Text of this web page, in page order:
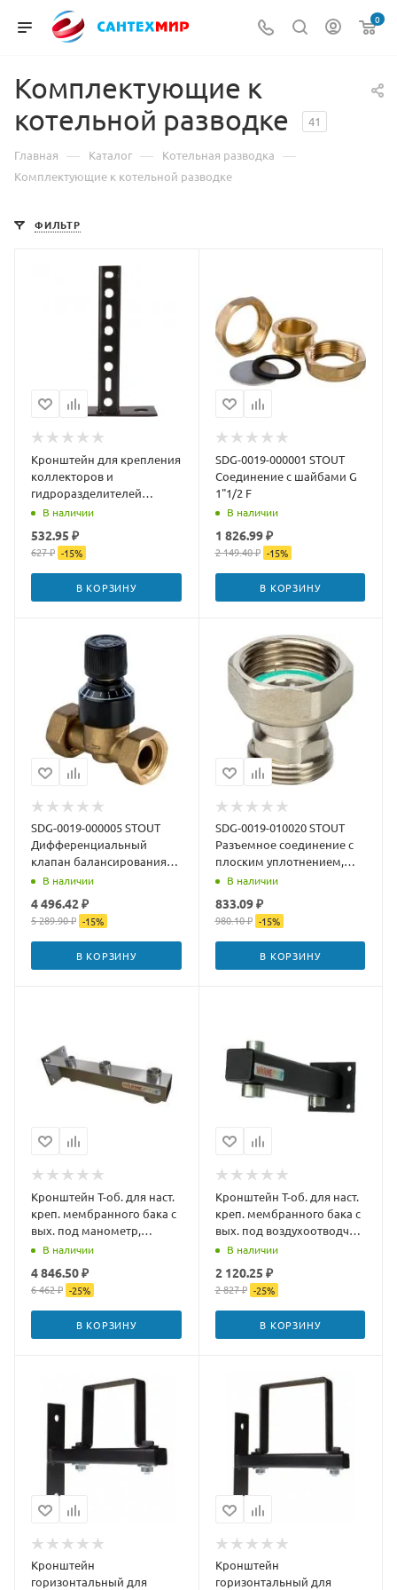
0
Комплектующие к
котельной разводке
41
Главная — Каталог — Котельная разводка —
Комплектующие к котельной разводке
ФИЛЬТР
Кронштейн для крепления
коллекторов и
гидроразделителей
Rommer
В наличии
532.95 ₽
627 ₽ -15%
В КОРЗИНУ
SDG-0019-000001 STOUT
Соединение с шайбами G
1"1/2 F
В наличии
1 826.99 ₽
2 149.40 ₽ -15%
В КОРЗИНУ
SDG-0019-000005 STOUT
Дифференциальный
клапан балансирования
by-pass G 3/4" соединение
В наличии
4 496.42 ₽
5 289.90 ₽ -15%
В КОРЗИНУ
SDG-0019-010020 STOUT
Разъемное соединение с
плоским уплотнением,
никелированное 3/4"
В наличии
833.09 ₽
980.10 ₽ -15%
В КОРЗИНУ
Кронштейн Т-об. для наст.
креп. мембранного бака с
вых. под манометр,
воздухоотвод,
В наличии
4 846.50 ₽
6 462 ₽ -25%
В КОРЗИНУ
Кронштейн Т-об. для наст.
креп. мембранного бака с
вых. под воздухоотводчик
Черный
В наличии
2 120.25 ₽
2 827 ₽ -25%
В КОРЗИНУ
Кронштейн
горизонтальный для
Кронштейн
горизонтальный для